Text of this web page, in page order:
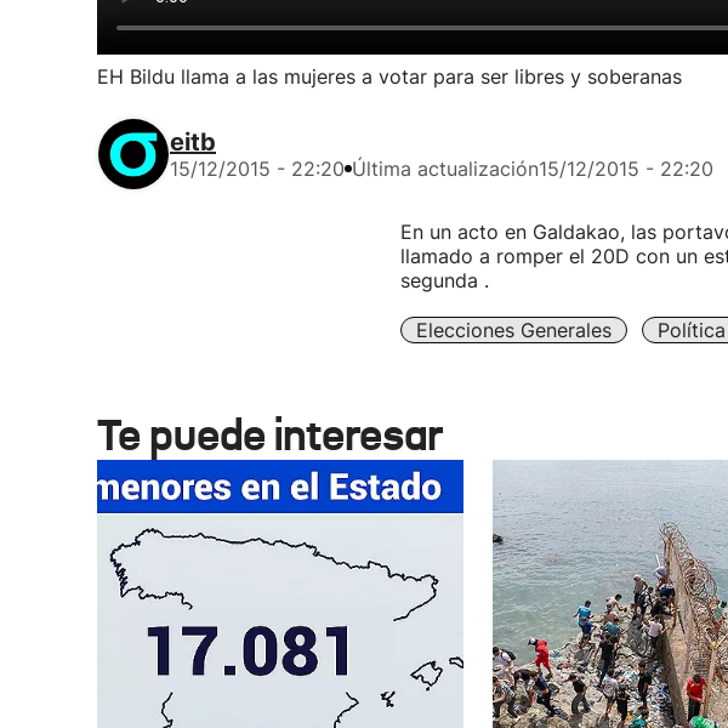
EH Bildu llama a las mujeres a votar para ser libres y soberanas
eitb
15/12/2015 - 22:20 Última actualización15/12/2015 - 22:20
En un acto en Galdakao, las
llamado a romper el 20D con un
segunda .
Elecciones Generales Política
Te puede interesar